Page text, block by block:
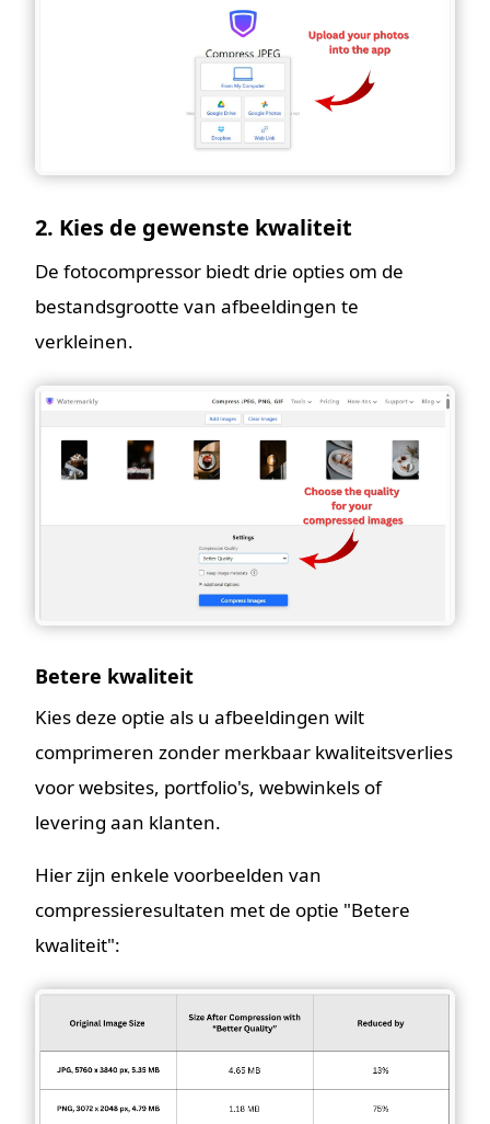
2. Kies de gewenste kwaliteit
De fotocompressor biedt drie opties om de
bestandsgrootte van afbeeldingen te
verkleinen.
Betere kwaliteit
Kies deze optie als u afbeeldingen wilt
comprimeren zonder merkbaar kwaliteitsverlies
voor websites, portfolio's, webwinkels of
levering aan klanten.
Hier zijn enkele voorbeelden van
compressieresultaten met de optie "Betere
kwaliteit":